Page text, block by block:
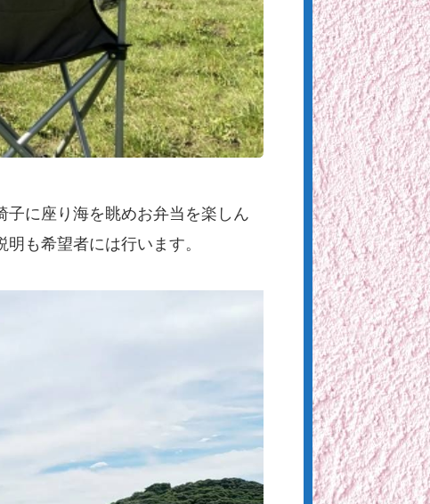
に座り海を眺めお弁当を楽しん
も希望者には行います。